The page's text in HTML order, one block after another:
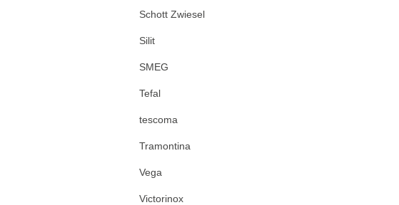
Schott Zwiesel
Silit
SMEG
Tefal
tescoma
Tramontina
Vega
Victorinox